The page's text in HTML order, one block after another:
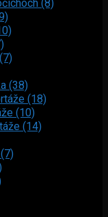
(8)
(38)
(18)
(10)
(14)